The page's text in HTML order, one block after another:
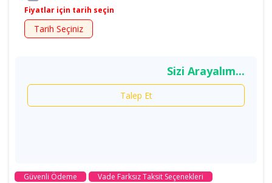
Fiyatlar için tarih seçin
Tarih Seçiniz
Sizi Arayalım...
Talep Et
Güvenli Ödeme Vade Farksız Taksit Seçenekleri